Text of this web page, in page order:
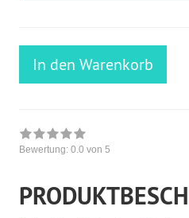
In den Warenkorb
Bewertung: 0.0 von 5